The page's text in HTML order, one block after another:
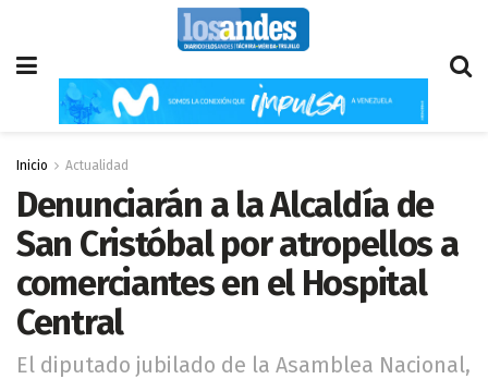
Inicio Actualidad
Denunciarán a la Alcaldía de
San Cristóbal por atropellos a
comerciantes en el Hospital
Central
El diputado jubilado de la Asamblea Nacional,